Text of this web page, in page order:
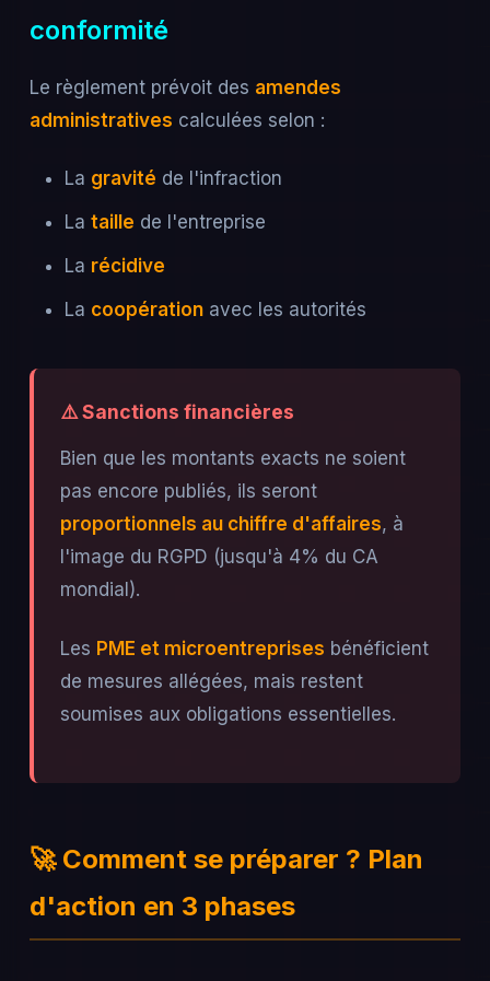
conformité
Le règlement prévoit des amendes
administratives calculées selon :
La gravité de l'infraction
La taille de l'entreprise
La récidive
La coopérationavec les autorités
⚠️ Sanctions financières
Bien que les montants exacts ne soient
pas encore publiés, ils seront
proportionnels au chiffre d'affaires, à
l'image du RGPD (jusqu'à 4% du CA
mondial).
Les PME et microentreprises bénéficient
de mesures allégées, mais restent
soumises aux obligations essentielles.
🚀 Comment se préparer ? Plan
d'action en 3 phases